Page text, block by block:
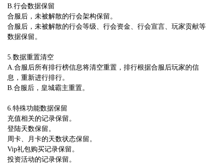
B.行会数据保留
合服后，未被解散的行会架构保留。
合服后，未被解散的行会等级、行会资金、行会宣言、玩家贡献等
数据保留。
5.数据重置清空
A.合服后所有排行榜信息将清空重置，排行根据合服后玩家的信
息，重新进行排行。
B.合服后，皇城霸主重置。
6.特殊功能数据保留
充值相关的记录保留。
登陆天数保留。
周卡、月卡的天数状态保留。
Vip礼包购买记录保留。
投资活动的记录保留。